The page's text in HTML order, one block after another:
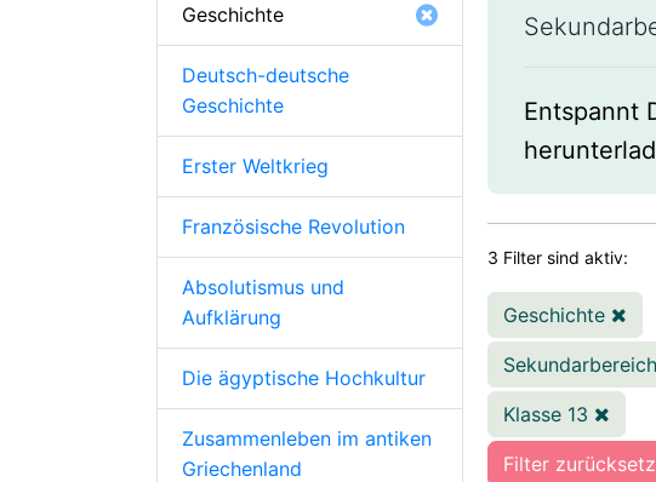
Entspannt
3 Filter sind aktiv:
Geschichte
Klasse 13
Filter
Geschichte
Deutsch-deutsche
Geschichte
Erster Weltkrieg
Französische Revolution
Absolutismus und
Aufklärung
Die ägyptische Hochkultur
Zusammenleben im antiken
Griechenland